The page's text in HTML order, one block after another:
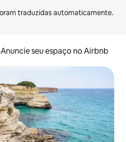
Anuncie seu espaço no Airbnb